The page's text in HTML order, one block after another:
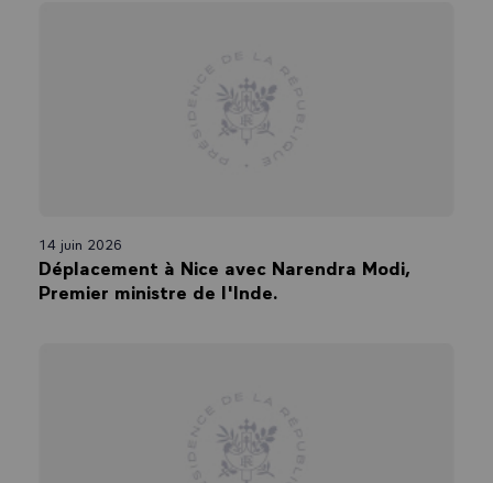
14 juin 2026
Déplacement à Nice avec Narendra Modi,
Premier ministre de l'Inde.